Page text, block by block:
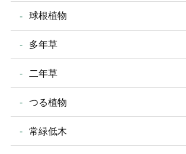
球根植物
多年草
二年草
つる植物
常緑低木